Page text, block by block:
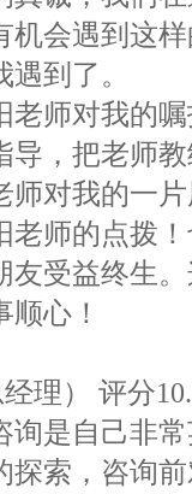
机会遇到这
到了。
老师对我的
导，把老师
师对我的一
老师的点拨
友受益终生
心！
经理） 评分
询是自己非
探索，咨询